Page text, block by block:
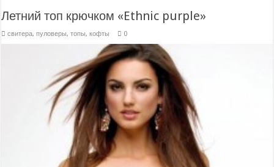
Летний топ крючком «Ethnic purple»
свитера, пуловеры, топы, кофты 0